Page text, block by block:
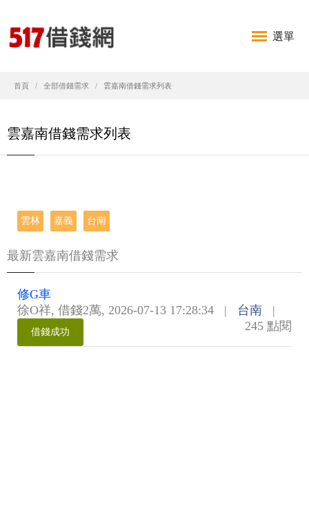
選單
首頁 全部借錢需求 雲嘉南借錢需求列表
雲嘉南借錢需求列表
雲林 嘉義 台南
最新雲嘉南借錢需求
修G車
徐O祥, 借錢2萬, 2026-07-13 17:28:34 |
台南
245 點閱
|
借錢成功